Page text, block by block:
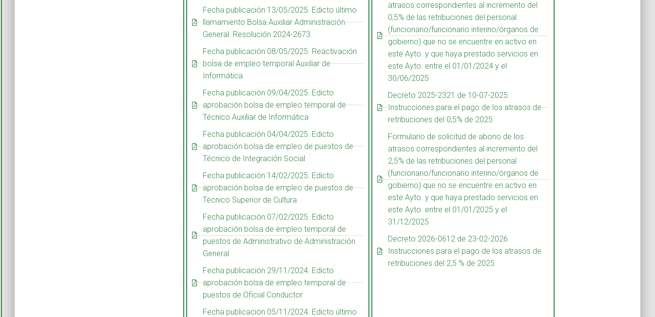
Fecha publicación 13/05/2025. Edicto último
llamamiento Bolsa Auxiliar Administración
General. Resolución 2024-2673.
Fecha publicación 08/05/2025. Reactivación
bolsa de empleo temporal Auxiliar de
Informática.
Fecha publicación 09/04/2025. Edicto
aprobación bolsa de empleo temporal de
Técnico Auxiliar de Informática
Fecha publicación 04/04/2025. Edicto
aprobación bolsa de empleo de puestos de
Técnico de Integración Social
Fecha publicación 14/02/2025. Edicto
aprobación bolsa de empleo de puestos de
Técnico Superior de Cultura
Fecha publicación 07/02/2025. Edicto
aprobación bolsa de empleo temporal de
puestos de Administrativo de Administración
General
Fecha publicación 29/11/2024. Edicto
aprobación bolsa de empleo temporal de
puestos de Oficial Conductor
Fecha publicación 05/11/2024. Edicto último
atrasos correspondientes al incremento del
0,5% de las retribuciones del personal
(funcionario/funcionario interino/órganos de
gobierno) que no se encuentre en activo en
este Ayto. y que haya prestado servicios en
este Ayto. entre el 01/01/2024 y el
30/06/2025
Decreto 2025-2321 de 10-07-2025
Instrucciones para el pago de los atrasos de
retribuciones del 0,5% de 2025
Formulario de solicitud de abono de los
atrasos correspondientes al incremento del
2,5% de las retribuciones del personal
(funcionario/funcionario interino/órganos de
gobierno) que no se encuentre en activo en
este Ayto. y que haya prestado servicios en
este Ayto. entre el 01/01/2025 y el
31/12/2025
Decreto 2026-0612 de 23-02-2026
Instrucciones para el pago de los atrasos de
retribuciones del 2,5 % de 2025